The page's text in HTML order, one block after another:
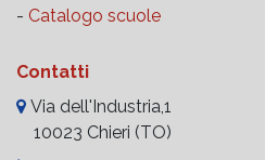
- Catalogo scuole
Contatti
Via dell'Industria,1
10023 Chieri (TO)